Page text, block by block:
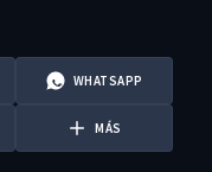
WHATSAPP
MÁS